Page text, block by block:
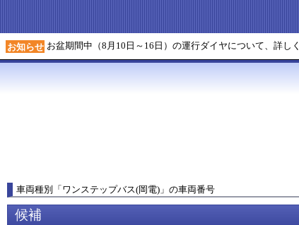
お知らせ お盆期間中（8月10日～16日）の運行ダイヤについて、詳しく
車両種別 「ワンステップバス(岡電) 」 の車両番号
候補